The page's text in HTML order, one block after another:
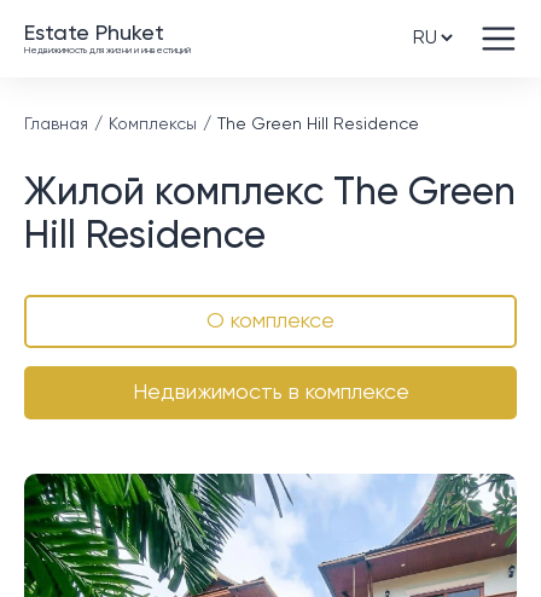
Estate Phuket
Недвижимость для жизни и инвестиций
Главная Комплексы The Green Hill Residence
Жилой комплекс The Green
Hill Residence
О комплексе
Недвижимость в комплексе